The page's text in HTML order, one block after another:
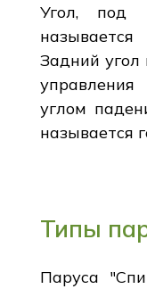
Угол, под
Задний угол
углом
называется
Типы
Паруса